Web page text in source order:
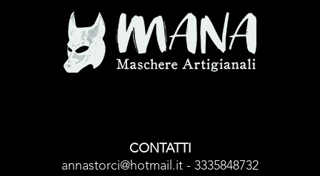
CONTATTI
annastorci@hotmail.it - 3335848732